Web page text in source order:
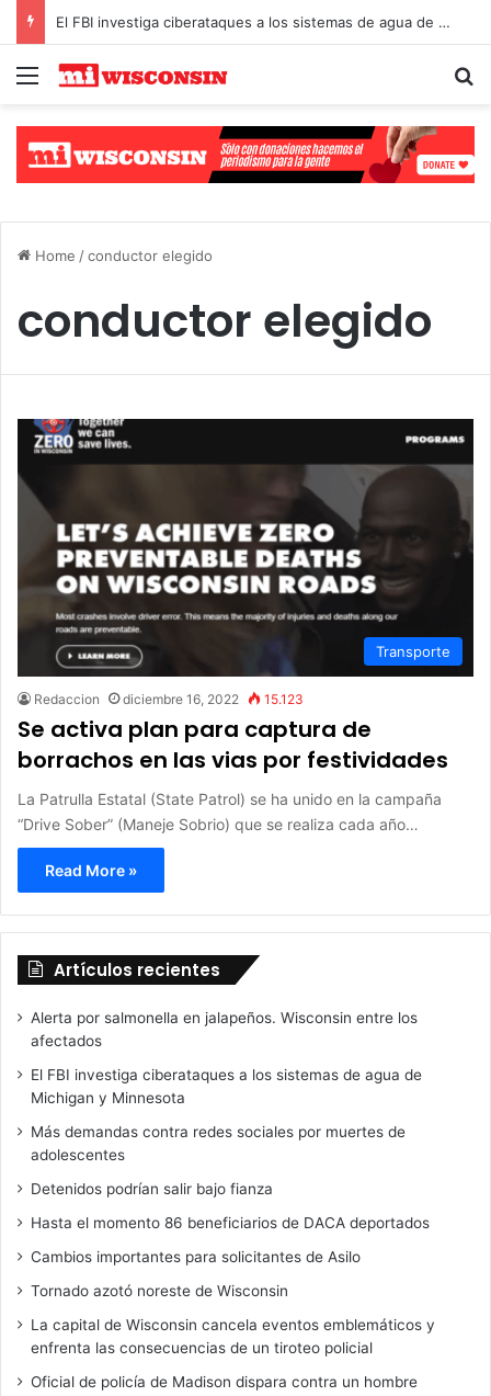
▼
El FBI investiga ciberataques a los sistemas de agua de Michigan y Minnesota
Menu
Home /conductor elegido
conductor elegido
Transporte
Redaccion diciembre 16, 2022 15.123
Se activa plan para captura de
borrachos en las vias por festividades
La Patrulla Estatal (State Patrol) se ha unido en la campaña
“Drive Sober” (Maneje Sobrio) que se realiza cada año…
Read More »
Artículos recientes
Alerta por salmonella en jalapeños. Wisconsin entre los
afectados
El FBI investiga ciberataques a los sistemas de agua de
Michigan y Minnesota
Más demandas contra redes sociales por muertes de
adolescentes
Detenidos podrían salir bajo fianza
Hasta el momento 86 beneficiarios de DACA deportados
Cambios importantes para solicitantes de Asilo
Tornado azotó noreste de Wisconsin
La capital de Wisconsin cancela eventos emblemáticos y
enfrenta las consecuencias de un tiroteo policial
Oficial de policía de Madison dispara contra un hombre